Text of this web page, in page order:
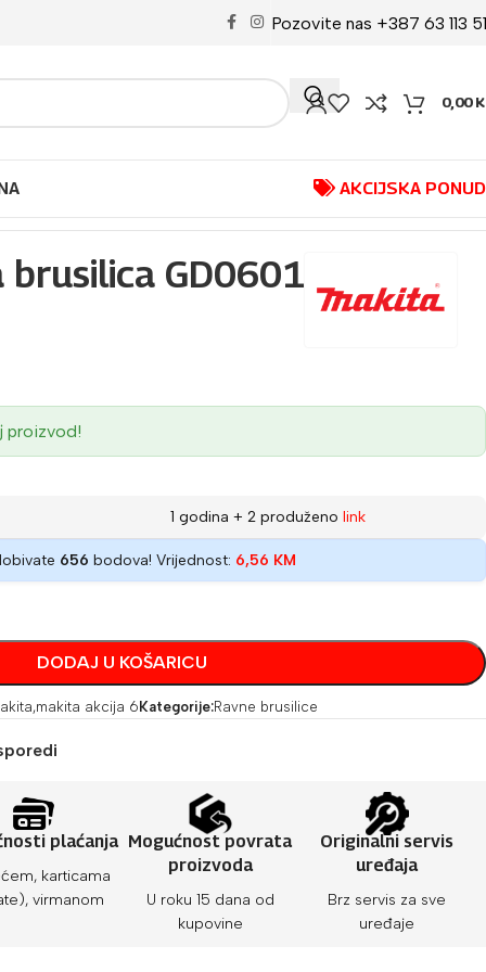
Pozovite nas +387 63 113
0,00
AKCIJSKA
brusilica GD0601
proizvod!
1 godina + 2 produženo link
656 bodova! Vrijednost: 6,56 KM
DODAJ U KOŠARICU
,makita akcija 6 Kategorije:Ravne brusilice
plaćanja
karticama
virmanom
Mogućnost povrata
proizvoda
U roku 15 dana od
kupovine
Originalni servis
uređaja
Brz servis za sve
uređaje